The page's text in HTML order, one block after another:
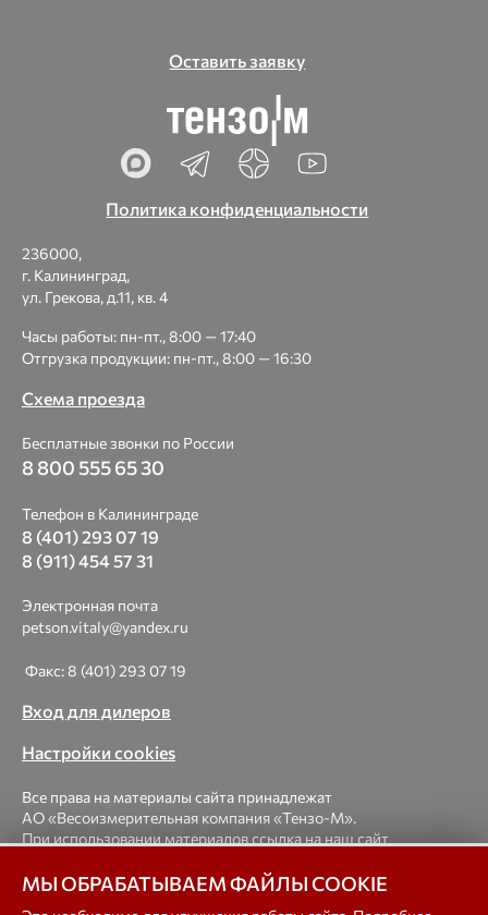
Оставить заявку
Политика конфиденциальности
236000,
г. Калининград,
ул. Грекова, д.11, кв. 4
Часы работы: пн-пт., 8:00 — 17:40
Отгрузка продукции: пн-пт., 8:00 — 16:30
Схема проезда
Бесплатные звонки по России
8 800 555 65 30
Телефон в Калининграде
8 (401) 293 07 19
8 (911) 454 57 31
Электронная почта
petson.vitaly@yandex.ru
Факс: 8 (401) 293 07 19
Вход для дилеров
Настройки cookies
Все права на материалы сайта принадлежат
АО «Весоизмерительная компания «Тензо-М».
При использовании материалов ссылка на наш сайт
МЫ ОБРАБАТЫВАЕМ ФАЙЛЫ COOKIE